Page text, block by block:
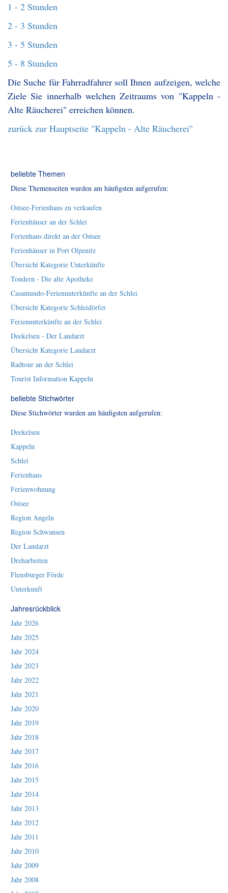
1 - 2 Stunden
2 - 3 Stunden
3 - 5 Stunden
5 - 8 Stunden
Die Suche für Fahrradfahrer soll Ihnen aufzeigen, welche
Ziele Sie innerhalb welchen Zeitraums von "Kappeln -
Alte Räucherei" erreichen können.
zurück zur Hauptseite "Kappeln - Alte Räucherei"
beliebte Themen
Diese Themenseiten wurden am häufigsten aufgerufen:
Ostsee-Ferienhaus zu verkaufen
Ferienhäuser an der Schlei
Ferienhaus direkt an der Ostsee
Ferienhäuser in Port Olpenitz
Übersicht Kategorie Unterkünfte
Tondern - Die alte Apotheke
Casamundo-Ferienunterkünfte an der Schlei
Übersicht Kategorie Schleidörfer
Ferienunterkünfte an der Schlei
Deekelsen - Der Landarzt
Übersicht Kategorie Landarzt
Radtour an der Schlei
Tourist Information Kappeln
beliebte Stichwörter
Diese Stichwörter wurden am häufigsten aufgerufen:
Deekelsen
Kappeln
Schlei
Ferienhaus
Ferienwohnung
Ostsee
Region Angeln
Region Schwansen
Der Landarzt
Dreharbeiten
Flensburger Förde
Unterkunft
Jahresrückblick
Jahr 2026
Jahr 2025
Jahr 2024
Jahr 2023
Jahr 2022
Jahr 2021
Jahr 2020
Jahr 2019
Jahr 2018
Jahr 2017
Jahr 2016
Jahr 2015
Jahr 2014
Jahr 2013
Jahr 2012
Jahr 2011
Jahr 2010
Jahr 2009
Jahr 2008